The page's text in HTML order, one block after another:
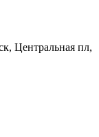
Центральная пл,